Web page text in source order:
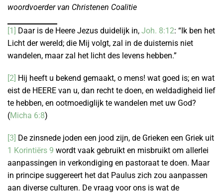
woordvoerder van Christenen Coalitie
[1] Daar is de Heere Jezus duidelijk in, Joh. 8:12: “Ik ben het
Licht der wereld; die Mij volgt, zal in de duisternis niet
wandelen, maar zal het licht des levens hebben.”
[2] Hij heeft u bekend gemaakt, o mens! wat goed is; en wat
eist de HEERE van u, dan recht te doen, en weldadigheid lief
te hebben, en ootmoediglijk te wandelen met uw God?
(Micha 6:8)
[3] De zinsnede joden een jood zijn, de Grieken een Griek uit
1 Korintiërs 9 wordt vaak gebruikt en misbruikt om allerlei
aanpassingen in verkondiging en pastoraat te doen. Maar
in principe suggereert het dat Paulus zich zou aanpassen
aan diverse culturen. De vraag voor ons is wat de